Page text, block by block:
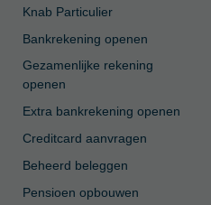
Knab Particulier
Bankrekening openen
Gezamenlijke rekening
openen
Extra bankrekening openen
Creditcard aanvragen
Beheerd beleggen
Pensioen opbouwen